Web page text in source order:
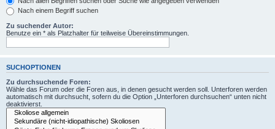
Nach einem Begriff suchen
Zu suchender Autor:
Benutze ein * als Platzhalter für teilweise Übereinstimmungen.
SUCHOPTIONEN
Zu durchsuchende Foren:
Wähle das Forum oder die Foren aus, in denen gesucht werden soll. Unterforen werden
automatisch mit durchsucht, sofern du die Option „Unterforen durchsuchen“ unten nicht
deaktivierst.